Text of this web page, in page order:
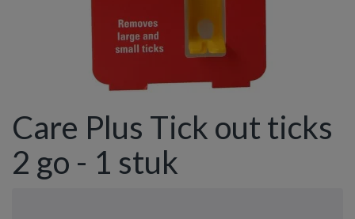
Care Plus Tick out ticks
2 go - 1 stuk